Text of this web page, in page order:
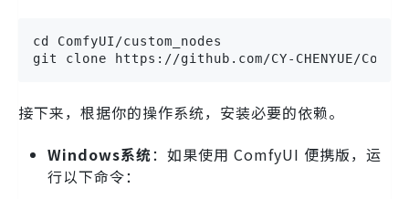
cd ComfyUI/custom_nodes
git clone https://github.com/CY-CHENYUE/
接下来，根据你的操作系统，安装必要的依赖。
Windows系统：如果使用 ComfyUI 便携版，运
行以下命令：